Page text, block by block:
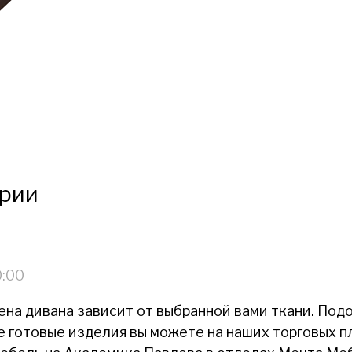
дивана зависит от выбранной вами ткани.
готовые изделия вы можете на наших торговых